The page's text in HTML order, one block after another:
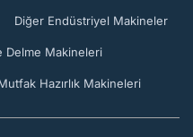
Diğer Endüstriyel Makineler
Delme Makineleri
Hazırlık Makineleri